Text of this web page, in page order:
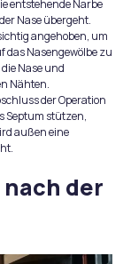
entstehende Narbe
Nase übergeht.
angehoben, um
das Nasengewölbe zu
Nase und
Nähten.
der Operation
Septum stützen,
außen eine
der